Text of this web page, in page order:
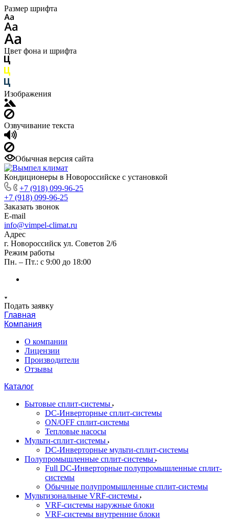
Размер шрифта
Цвет фона и шрифта
Изображения
Озвучивание текста
Обычная версия сайта
Кондиционеры в Новороссийске с установкой
+7 (918) 099-96-25
+7 (918) 099-96-25
Заказать звонок
E-mail
info@vimpel-climat.ru
Адрес
г. Новороссийск ул. Советов 2/6
Режим работы
Пн. – Пт.: с 9:00 до 18:00
Подать заявку
Главная
Компания
О компании
Лицензии
Производители
Отзывы
Каталог
Бытовые сплит-системы
DC-Инверторные сплит-системы
ON/OFF сплит-системы
Тепловые насосы
Мульти-сплит-системы
DC-Инверторные мульти-сплит-системы
Полупромышленные сплит-системы
Full DC-Инверторные полупромышленные сплит-
системы
Обычные полупромышленные сплит-системы
Мультизональные VRF-системы
VRF-системы наружные блоки
VRF-системы внутренние блоки